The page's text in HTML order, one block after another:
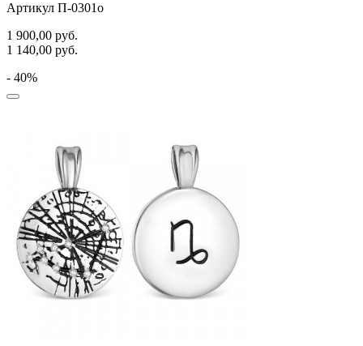
Артикул П-0301о
1 900,00 руб.
1 140,00 руб.
- 40%